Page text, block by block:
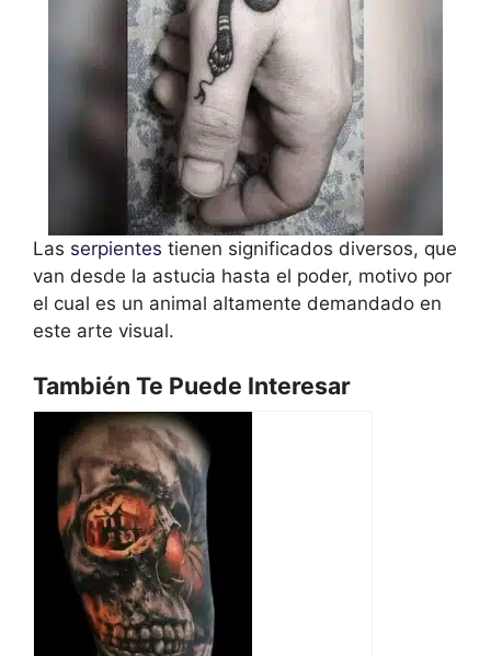
Las serpientes tienen significados diversos, que
van desde la astucia hasta el poder, motivo por
el cual es un animal altamente demandado en
este arte visual.
También Te Puede Interesar